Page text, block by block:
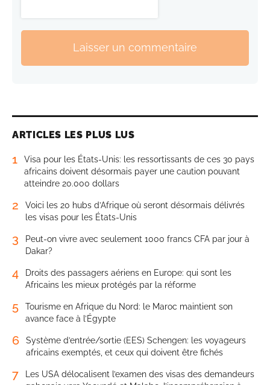
Laisser un commentaire
ARTICLES LES PLUS LUS
1
Visa pour les États-Unis: les ressortissants de ces 30 pays
africains doivent désormais payer une caution pouvant
atteindre 20.000 dollars
2
Voici les 20 hubs d’Afrique où seront désormais délivrés
les visas pour les États-Unis
3
Peut-on vivre avec seulement 1000 francs CFA par jour à
Dakar?
4
Droits des passagers aériens en Europe: qui sont les
Africains les mieux protégés par la réforme
5
Tourisme en Afrique du Nord: le Maroc maintient son
avance face à l’Égypte
6
Système d’entrée/sortie (EES) Schengen: les voyageurs
africains exemptés, et ceux qui doivent être fichés
7
Les USA délocalisent l’examen des visas des demandeurs